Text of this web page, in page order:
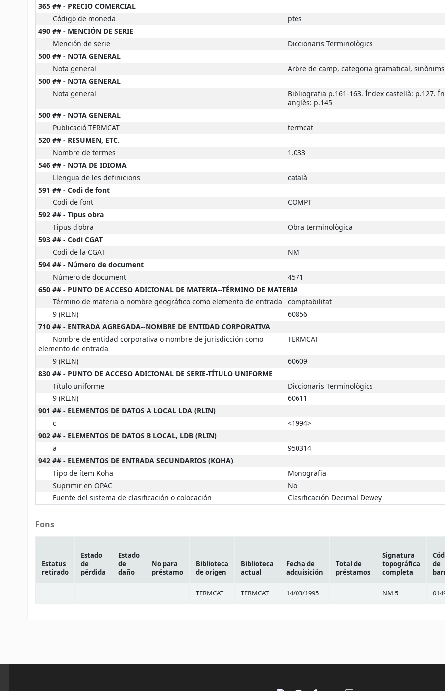
365 ## - PRECIO COMERCIAL
Código de moneda
ptes
490 ## - MENCIÓN DE SERIE
Mención de serie
Diccionaris Terminològics
500 ## - NOTA GENERAL
Nota general
Arbre de camp, categoria gramatical, sinònims
500 ## - NOTA GENERAL
Nota general
Bibliografia p.161-163. Índex castellà: p.127.
anglès: p.145
500 ## - NOTA GENERAL
Publicació TERMCAT
termcat
520 ## - RESUMEN, ETC.
Nombre de termes
1.033
546 ## - NOTA DE IDIOMA
Llengua de les definicions
català
591 ## - Codi de font
Codi de font
COMPT
592 ## - Tipus obra
Tipus d'obra
Obra terminològica
593 ## - Codi CGAT
Codi de la CGAT
NM
594 ## - Número de document
Número de document
4571
650 ## - PUNTO DE ACCESO ADICIONAL DE MATERIA--TÉRMINO DE MATERIA
Término de materia o nombre geográfico como elemento de entrada comptabilitat
9 (RLIN)
60856
710 ## - ENTRADA AGREGADA--NOMBRE DE ENTIDAD CORPORATIVA
Nombre de entidad corporativa o nombre de jurisdicción como
elemento de entrada
TERMCAT
9 (RLIN)
60609
830 ## - PUNTO DE ACCESO ADICIONAL DE SERIE-TÍTULO UNIFORME
Título uniforme
Diccionaris Terminològics
9 (RLIN)
60611
901 ## - ELEMENTOS DE DATOS A LOCAL LDA (RLIN)
c
<1994>
902 ## - ELEMENTOS DE DATOS B LOCAL, LDB (RLIN)
a
950314
942 ## - ELEMENTOS DE ENTRADA SECUNDARIOS (KOHA)
Tipo de ítem Koha
Monografia
Suprimir en OPAC
No
Fuente del sistema de clasificación o colocación
Clasificación Decimal Dewey
Fons
Estatus
retirado
Estado
de
pérdida
Estado
de
daño
No para
préstamo
Biblioteca
de origen
Biblioteca
actual
Fecha de
adquisición
Total de
préstamos
Signatura
topográfica
completa
de
TERMCAT TERMCAT 14/03/1995 NM 5